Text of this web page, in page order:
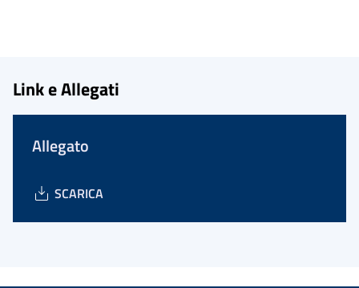
Link e Allegati
Allegato
SCARICA